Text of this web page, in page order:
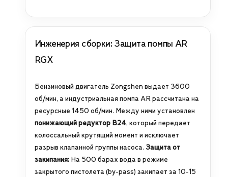
Инженерия сборки: Защита помпы AR
RGX
Бензиновый двигатель Zongshen выдает 3600
об/мин, а индустриальная помпа AR рассчитана на
ресурсные 1450 об/мин. Между ними установлен
понижающий редуктор B24, который передает
колоссальный крутящий момент и исключает
разрыв клапанной группы насоса. Защита от
закипания: На 500 барах вода в режиме
закрытого пистолета (by-pass) закипает за 10-15